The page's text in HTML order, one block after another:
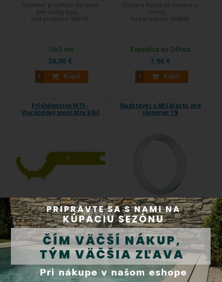
Skimmer predfilter Net'skim
pre všetky typy ...
Kód produktu: 042747
36,00 €
Kúpiť
Do 5 dní
Čistiaca hubka do bazéna a
vírivky. ...
Kód produktu: 603036
7,90 €
Kúpiť
Expedícia do 24 hod.
Príslušenstvo MTS -
Viacúčelový montážny kľúč
Viacúčelový montážny kľúč
Kód produktu:3402
19,50 €
Kúpiť
Expedícia do 24 hod.
Nadstavec z ABS plastu, pre
skimmer 15l
Nadstavec z ABS plastu slúži
na zarovnanie ...
Kód produktu:19919
13,00 €
Kúpiť
Expedícia do 24 hod.